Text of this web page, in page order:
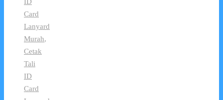
Card
Lanyard
Murah,
Cetak
Tali
ID
Card